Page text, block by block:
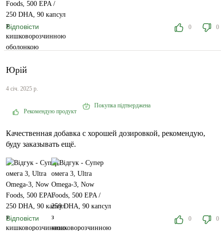
Відповісти 0 0
Юрій
4 січ. 2025 р.
Рекомендую продукт
Покупка підтверджена
Качественная добавка с хорошей дозировкой, рекомендую,
буду заказывать ещё.
Відповісти 0 0